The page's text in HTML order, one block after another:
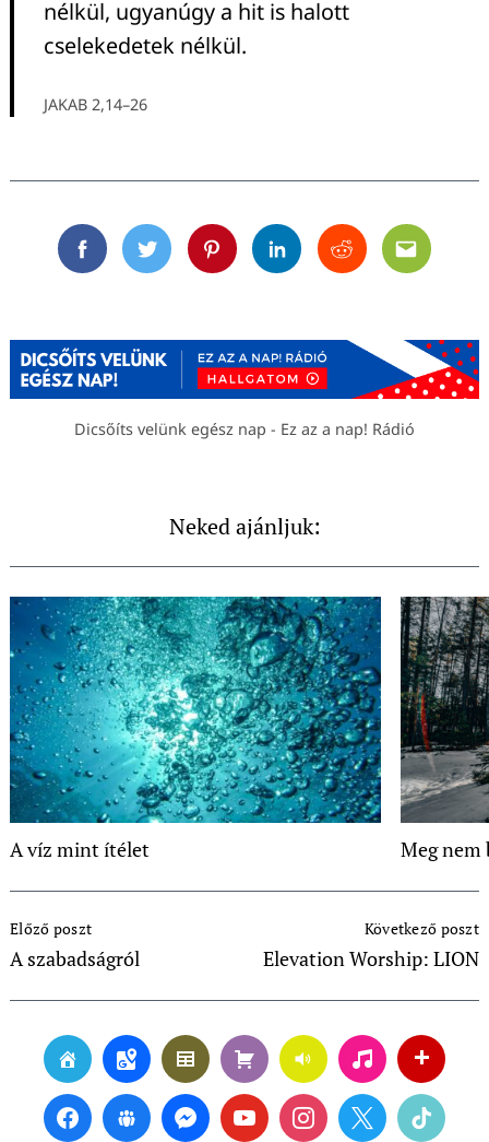
nélkül, ugyanúgy a hit is halott
cselekedetek nélkül.
JAKAB 2,14–26
FacebookTwitterPinterestLinkedinRedditEmail
Dicsőíts velünk egész nap - Ez az a nap! Rádió
Neked ajánljuk:
A víz mint ítélet Meg
Navigation
Előző poszt
A szabadságról
Következő poszt
Elevation Worship: LION